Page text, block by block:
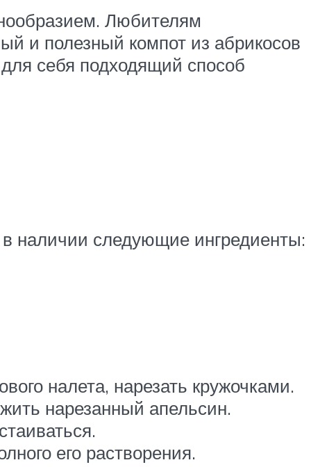
Любителям
и полезный компот из абрикосов
себя подходящий способ
наличии следующие ингредиенты:
налета, нарезать кружочками.
нарезанный апельсин.
его растворения.